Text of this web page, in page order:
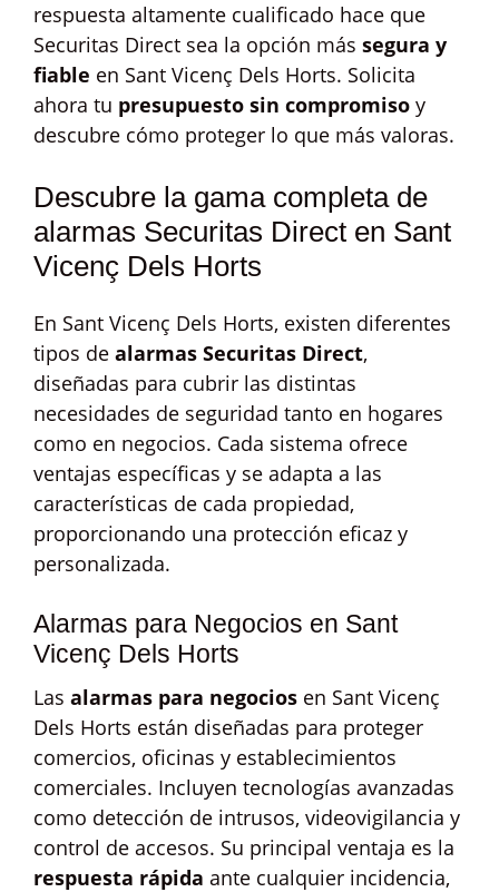
respuesta altamente cualificado hace que
Securitas Direct sea la opción más segura y
fiable en Sant Vicenç Dels Horts. Solicita
ahora tu presupuesto sin compromiso y
descubre cómo proteger lo que más valoras.
Descubre la gama completa de
alarmas Securitas Direct en Sant
Vicenç Dels Horts
En Sant Vicenç Dels Horts, existen diferentes
tipos de alarmas Securitas Direct,
diseñadas para cubrir las distintas
necesidades de seguridad tanto en hogares
como en negocios. Cada sistema ofrece
ventajas específicas y se adapta a las
características de cada propiedad,
proporcionando una protección eficaz y
personalizada.
Alarmas para Negocios en Sant
Vicenç Dels Horts
Las alarmas para negocios en Sant Vicenç
Dels Horts están diseñadas para proteger
comercios, oficinas y establecimientos
comerciales. Incluyen tecnologías avanzadas
como detección de intrusos, videovigilancia y
control de accesos. Su principal ventaja es la
respuesta rápida ante cualquier incidencia,